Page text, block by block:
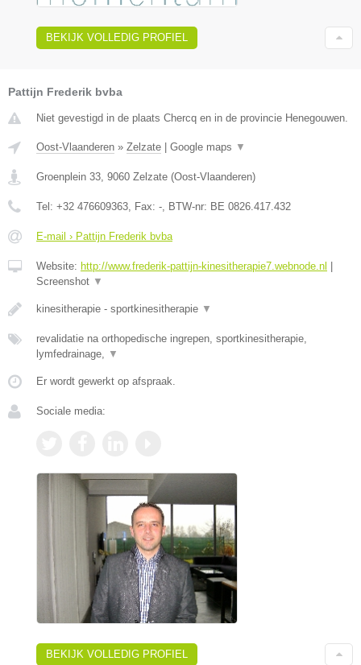
BEKIJK VOLLEDIG PROFIEL
Pattijn Frederik bvba
Niet gevestigd in de plaats Chercq en in de provincie Henegouwen.
Oost-Vlaanderen » Zelzate Google maps ▼
Groenplein 33, 9060 Zelzate (Oost-Vlaanderen)
Tel: +32 476609363, Fax: -, BTW-nr: BE 0826.417.432
E-mail › Pattijn Frederik bvba
Website: http://www.frederik-pattijn-kinesitherapie7.webnode.nl
Screenshot ▼
kinesitherapie - sportkinesitherapie ▼
revalidatie na orthopedische ingrepen, sportkinesitherapie,
lymfedrainage, ▼
Er wordt gewerkt op afspraak.
Sociale media:
BEKIJK VOLLEDIG PROFIEL